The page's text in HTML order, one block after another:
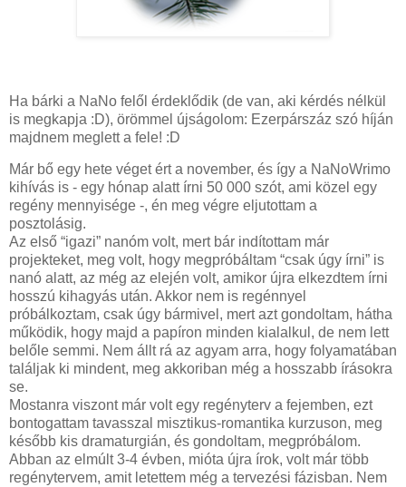
Ha bárki a NaNo felől érdeklődik (de van, aki kérdés nélkül
is megkapja :D), örömmel újságolom: Ezerpárszáz szó híján
majdnem meglett a fele! :D
Már bő egy hete véget ért a november, és így a NaNoWrimo
kihívás is - egy hónap alatt írni 50 000 szót, ami közel egy
regény mennyisége -, én meg végre eljutottam a
posztolásig.
Az első “igazi” nanóm volt, mert bár indítottam már
projekteket, meg volt, hogy megpróbáltam “csak úgy írni” is
nanó alatt, az még az elején volt, amikor újra elkezdtem írni
hosszú kihagyás után. Akkor nem is regénnyel
próbálkoztam, csak úgy bármivel, mert azt gondoltam, hátha
működik, hogy majd a papíron minden kialalkul, de nem lett
belőle semmi. Nem állt rá az agyam arra, hogy folyamatában
találjak ki mindent, meg akkoriban még a hosszabb írásokra
se.
Mostanra viszont már volt egy regényterv a fejemben, ezt
bontogattam tavasszal misztikus-romantika kurzuson, meg
később kis dramaturgián, és gondoltam, megpróbálom.
Abban az elmúlt 3-4 évben, mióta újra írok, volt már több
regénytervem, amit letettem még a tervezési fázisban. Nem